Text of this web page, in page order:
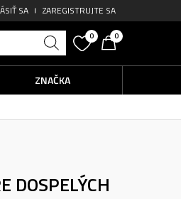
SA ZAREGISTRUJTE SA
0 0
ZNAČKA
DOSPELÝCH